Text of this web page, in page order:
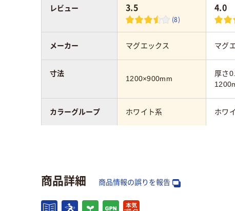
3.5
(8)
4.0
マグエックス マグ
1200×900mm
厚さ
ホワイト系 ホワ
片面（無地）
レビュー
メーカー
寸法
カラーグループ
数
商品詳細 商品情報の誤りを報告